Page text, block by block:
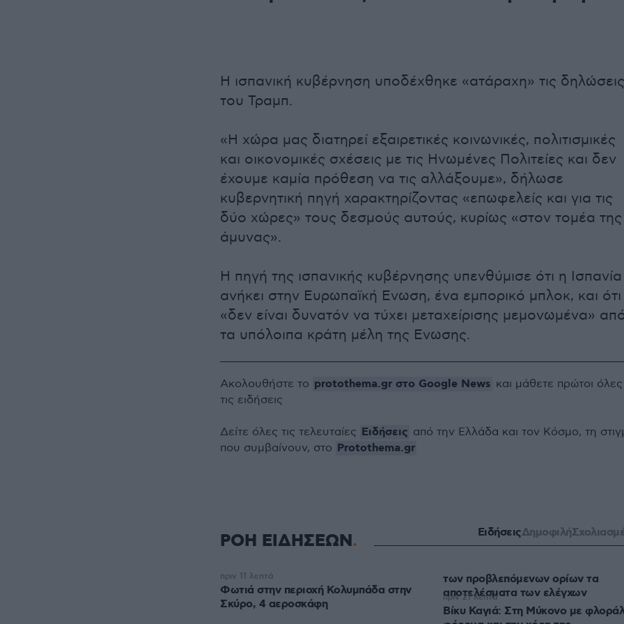
Η ισπανική κυβέρνηση υποδέχθηκε «ατάραχη» τις δηλώσεις
του Τραμπ.
«Η χώρα μας διατηρεί εξαιρετικές κοινωνικές, πολιτισμικές
και οικονομικές σχέσεις με τις Ηνωμένες Πολιτείες και δεν
έχουμε καμία πρόθεση να τις αλλάξουμε», δήλωσε
κυβερνητική πηγή χαρακτηρίζοντας «επωφελείς και για τις
δύο χώρες» τους δεσμούς αυτούς, κυρίως «στον τομέα της
άμυνας».
Η πηγή της ισπανικής κυβέρνησης υπενθύμισε ότι η Ισπανία
ανήκει στην Ευρωπαϊκή Ενωση, ένα εμπορικό μπλοκ, και ότι
«δεν είναι δυνατόν να τύχει μεταχείρισης μεμονωμένα»
τα υπόλοιπα κράτη μέλη της Ενωσης.
Ακολουθήστε το protothema.gr στο Google News και μάθετε πρώτοι όλες
τις ειδήσεις
Δείτε όλες τις τελευταίες Ειδήσεις από την Ελλάδα και τον Κόσμο, τη
που συμβαίνουν, στο Protothema.gr
ΡΟΗ ΕΙΔΗΣΕΩΝ ΕιδήσειςΔημοφιλή
Φωτιά στην περιοχή Κολυμπάδα στην
Σκύρο, 4 αεροσκάφη
πριν 11 λεπτά
των προβλεπόμενων ορίων τα
αποτελέσματα των ελέγχων
Βίκυ Καγιά: Στη Μύκονο με φλοράλ
πριν 21 λεπτά